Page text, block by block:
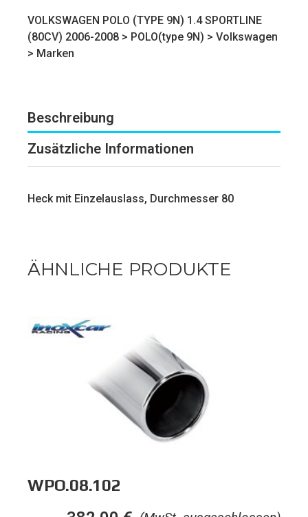
VOLKSWAGEN POLO (TYPE 9N) 1.4 SPORTLINE
(80CV) 2006-2008 > POLO(type 9N) > Volkswagen
> Marken
Beschreibung
Zusätzliche Informationen
Heck mit Einzelauslass, Durchmesser 80
ÄHNLICHE PRODUKTE
WPO.08.102